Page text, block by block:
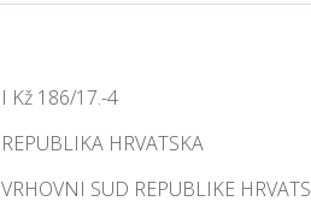
I Kž 186/17.-4
REPUBLIKA HRVATSKA
VRHOVNI SUD REPUBLIKE